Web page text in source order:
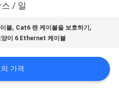
/ 일
블, Cat6 랜 케이블을 보호하기 ,
양이 6 Ethernet 케이블
가격